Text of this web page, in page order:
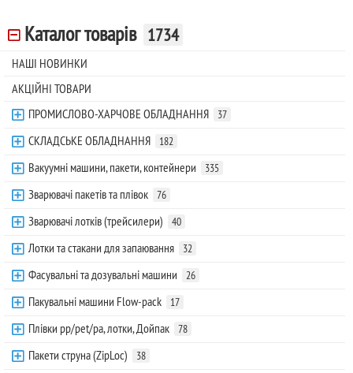
Каталог товарів 1734
НАШІ НОВИНКИ
АКЦІЙНІ ТОВАРИ
ПРОМИСЛОВО-ХАРЧОВЕ ОБЛАДНАННЯ
37
СКЛАДСЬКЕ ОБЛАДНАННЯ 182
Вакуумні машини, пакети, контейнери 335
Зварювачі пакетів та плівок 76
Зварювачі лотків (трейсилери) 40
Лотки та стакани для запаювання 32
Фасувальні та дозувальні машини 26
Пакувальні машини Flow-pack 17
Плівки pp/pet/pa, лотки, Дойпак 78
Пакети струна (ZipLoc) 38